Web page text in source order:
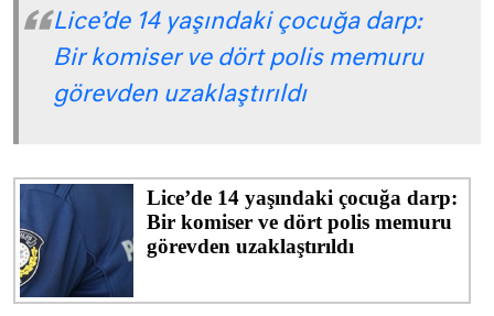
Lice’de 14 yaşındaki çocuğa darp:
Bir komiser ve dört polis memuru
görevden uzaklaştırıldı